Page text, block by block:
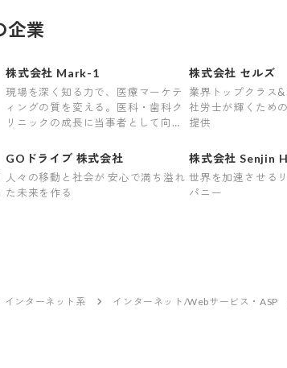
企業
株式会社 Mark-1
現場を深く知る力で、医療マーケテ
ィングの質を変える。医科・歯科ク
リニックの成長に当事者として向き
株式会社 セルズ
業界トップクラス&
社労士が輝くため
提供
GOドライブ 株式会社
人々の移動と社会が 安心で満ち溢れ
た未来を作る
株式会社 Senjin
世界を加速させる
パニー
インターネット系 インターネット/Webサービス・ASP